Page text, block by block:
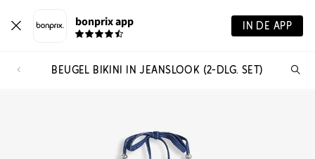
bonprix app IN DE APP
BEUGEL BIKINI IN JEANSLOOK (2-DLG. SET)